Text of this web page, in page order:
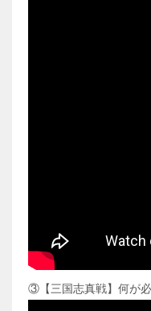
③【三国志真戦】何が